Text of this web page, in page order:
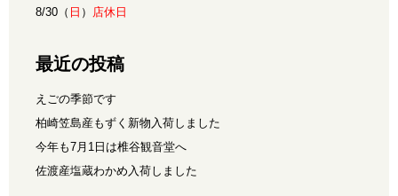
8/30（ 日 ） 店休日
最近の投稿
えごの季節です
柏崎笠島産もずく新物入荷しました
今年も7月1日は椎谷観音堂へ
佐渡産塩蔵わかめ入荷しました